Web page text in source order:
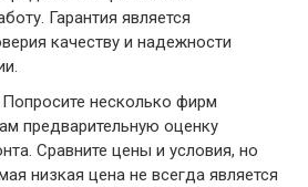
Гарантия является
качеству и надежности
несколько фирм
предварительную оценку
Сравните цены и условия, но
низкая цена не всегда является